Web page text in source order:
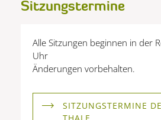
Sitzungstermine
Alle Sitzungen beginnen in der
Uhr
Änderungen vorbehalten.
SITZUNGSTERMINE